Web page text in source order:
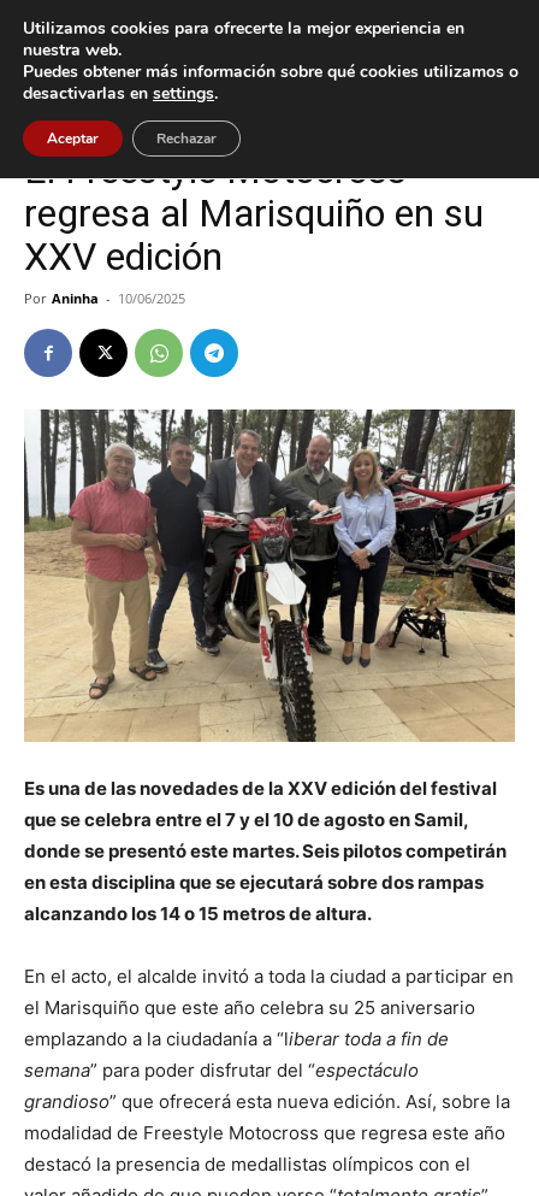
Inicio Cultura / Ocio
Cultura / Ocio Deportes Vigo
El Freestyle Motocross
regresa al Marisquiño en su
XXV edición
Por Aninha - 10/06/2025
Es una de las novedades de la XXV edición del festival
que se celebra entre el 7 y el 10 de agosto en Samil,
donde se presentó este martes. Seis pilotos competirán
en esta disciplina que se ejecutará sobre dos rampas
alcanzando los 14 o 15 metros de altura.
En el acto, el alcalde invitó a toda la ciudad a participar en
el Marisquiño que este año celebra su 25 aniversario
emplazando a la ciudadanía a “liberar toda a fin de
semana” para poder disfrutar del “espectáculo
grandioso” que ofrecerá esta nueva edición. Así, sobre la
modalidad de Freestyle Motocross que regresa este año
destacó la presencia de medallistas olímpicos con el
Utilizamos cookies para ofrecerte la mejor experiencia en
nuestra web.
Puedes obtener más información sobre qué cookies utilizamos o
desactivarlas en settings.
Aceptar Rechazar